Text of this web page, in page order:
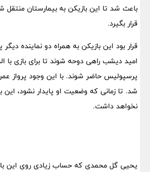
باعث شد تا این بازیکن به بیمارستان
قرار بگیرد.
قرار بود این بازیکن به همراه دو نماینده
امید دیشب راهی دوحه شوند تا برای بازی با
پرسپولیس حاضر شوند. با این وجود پرواز
شد. تا زمانی که وضعیت او پایدار نشود، این
نخواهد داشت.
یحیی گل محمدی که حساب زیادی روی این